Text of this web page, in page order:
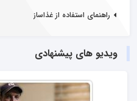
راهنمای استفاده از غذاساز
ویدیو های پیشنهادی